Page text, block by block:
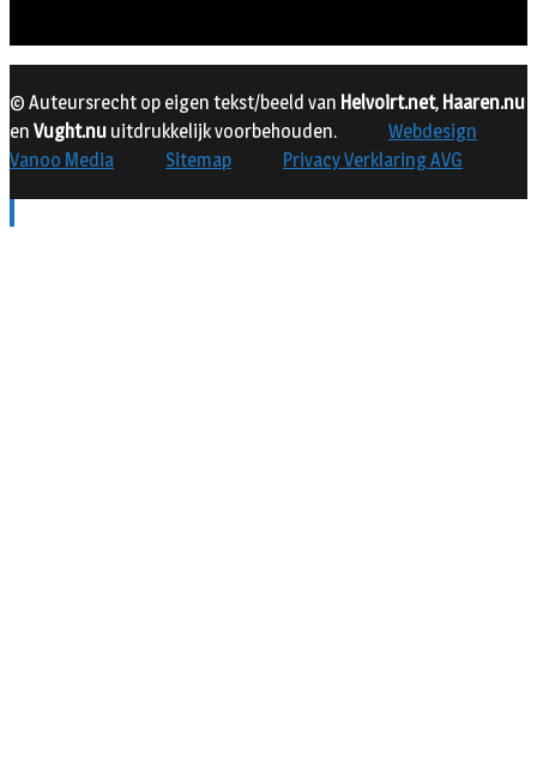
© Auteursrecht op eigen tekst/beeld van Helvoirt.net, Haaren.nu
en Vught.nu uitdrukkelijk voorbehouden.
Webdesign
Vanoo Media
Sitemap Privacy Verklaring AVG